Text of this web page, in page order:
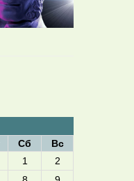
Сб
Вс
1
2